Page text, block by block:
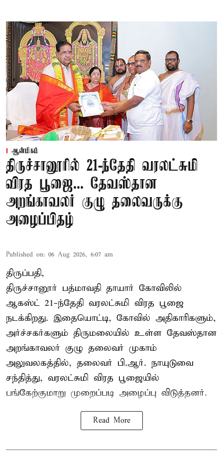
ஆன்மிகம்
திருச்சானூரில் 21-ந்தேதி வரலட்சுமி
விரத பூஜை... தேவஸ்தான
அறங்காவலர் குழு தலைவருக்கு
அழைப்பிதழ்
Published on: 06 Aug 2026, 6:07 am
திருப்பதி,
திருச்சானூர் பத்மாவதி தாயார் கோவிலில்
ஆகஸ்ட் 21-ந்தேதி வரலட்சுமி விரத பூஜை
நடக்கிறது. இதையொட்டி, கோவில் அதிகாரிகளும்,
அர்ச்சகர்களும் திருமலையில் உள்ள தேவஸ்தான
அறங்காவலர் குழு தலைவர் முகாம்
அலுவலகத்தில், தலைவர் பி.ஆர். நாயுடுவை
சந்தித்து, வரலட்சுமி விரத பூஜையில்
பங்கேற்குமாறு முறைப்படி அழைப்பு விடுத்தனர்.
Read More